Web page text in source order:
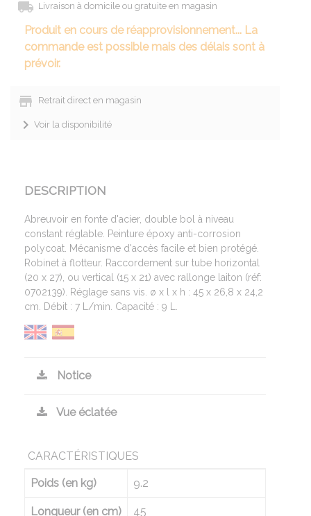
Livraison à domicile ou gratuite en magasin
Produit en cours de réapprovisionnement... La
commande est possible mais des délais sont à
prévoir.
Retrait direct en magasin
Voir la disponibilité
DESCRIPTION
Abreuvoir en fonte d'acier, double bol à niveau
constant réglable. Peinture époxy anti-corrosion
polycoat. Mécanisme d'accès facile et bien protégé.
Robinet à flotteur. Raccordement sur tube horizontal
(20 x 27), ou vertical (15 x 21) avec rallonge laiton (réf:
0702139). Réglage sans vis. ø x l x h : 45 x 26,8 x 24,2
cm. Débit : 7 L/min. Capacité : 9 L.
Notice
Vue éclatée
CARACTÉRISTIQUES
Poids (en kg) 9.2
Longueur (en cm) 45